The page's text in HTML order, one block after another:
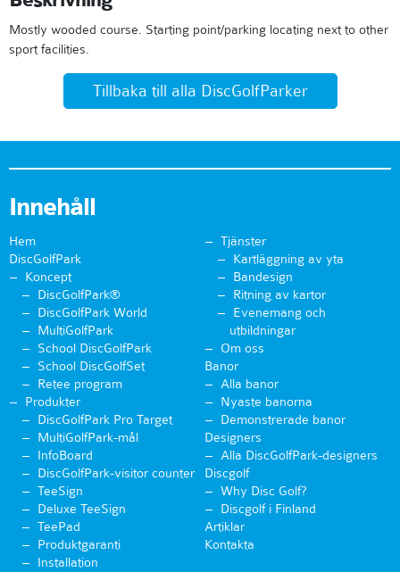
Mostly wooded course. Starting point/parking locating next to other
sport facilities.
Tillbaka till alla DiscGolfParker
Innehåll
Hem
DiscGolfPark
Koncept
DiscGolfPark®
DiscGolfPark World
MultiGolfPark
School DiscGolfPark
School DiscGolfSet
Retee program
Produkter
DiscGolfPark Pro Target
MultiGolfPark-mål
InfoBoard
DiscGolfPark-visitor counter
TeeSign
Deluxe TeeSign
TeePad
Produktgaranti
Installation
Tjänster
Kartläggning av yta
Bandesign
Ritning av kartor
Evenemang och
utbildningar
Om oss
Banor
Alla banor
Nyaste banorna
Demonstrerade banor
Designers
Alla DiscGolfPark-designers
Discgolf
Why Disc Golf?
Discgolf i Finland
Artiklar
Kontakta